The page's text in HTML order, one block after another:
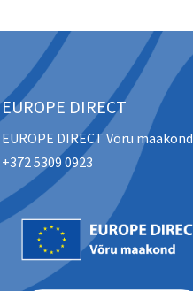
EUROPE DIRECT
EUROPE DIRECT Võru maakond
+372 5309 0923